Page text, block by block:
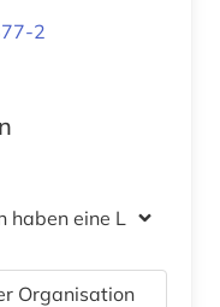
2
eine Lizenz
Organisation